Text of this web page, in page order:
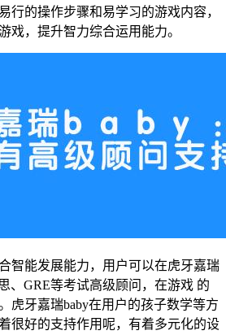
行的操作步骤和易学习的游戏内容，
戏，提升智力综合运用能力。
智能发展能力，用户可以在虎牙嘉瑞
、GRE等考试高级顾问，在游戏 的
虎牙嘉瑞baby在用户的孩子数学等方
很好的支持作用呢，有着多元化的设